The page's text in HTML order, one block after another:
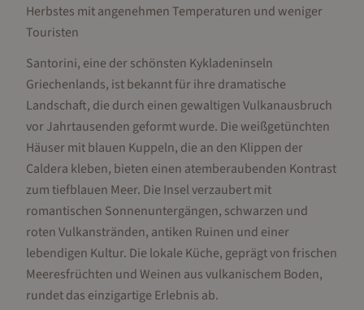
Herbstes mit angenehmen Temperaturen und weniger
Touristen
Santorini, eine der schönsten Kykladeninseln
Griechenlands, ist bekannt für ihre dramatische
Landschaft, die durch einen gewaltigen Vulkanausbruch
vor Jahrtausenden geformt wurde. Die weißgetünchten
Häuser mit blauen Kuppeln, die an den Klippen der
Caldera kleben, bieten einen atemberaubenden Kontrast
zum tiefblauen Meer. Die Insel verzaubert mit
romantischen Sonnenuntergängen, schwarzen und
roten Vulkanstränden, antiken Ruinen und einer
lebendigen Kultur. Die lokale Küche, geprägt von frischen
Meeresfrüchten und Weinen aus vulkanischem Boden,
rundet das einzigartige Erlebnis ab.